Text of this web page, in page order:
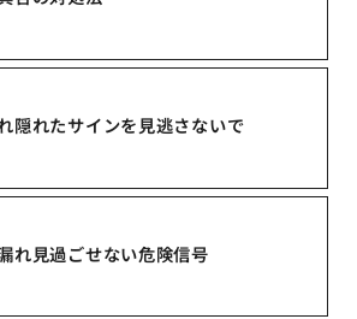
隠れたサインを見逃さないで
れ見過ごせない危険信号